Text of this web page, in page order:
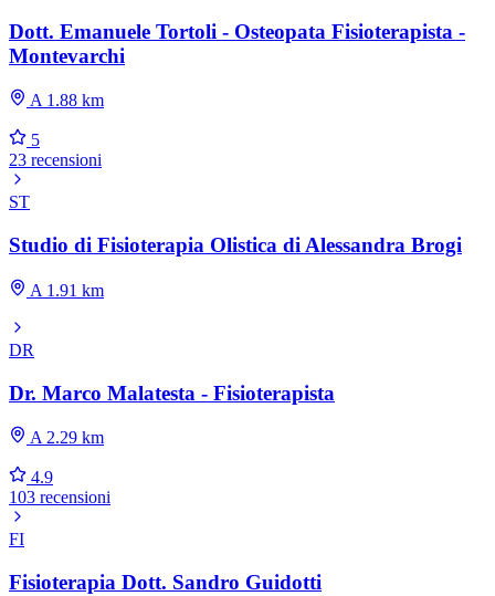
Dott. Emanuele Tortoli - Osteopata Fisioterapista -
Montevarchi
A 1.88 km
5
23 recensioni
ST
Studio di Fisioterapia Olistica di Alessandra Brogi
A 1.91 km
DR
Dr. Marco Malatesta - Fisioterapista
A 2.29 km
4.9
103 recensioni
FI
Fisioterapia Dott. Sandro Guidotti